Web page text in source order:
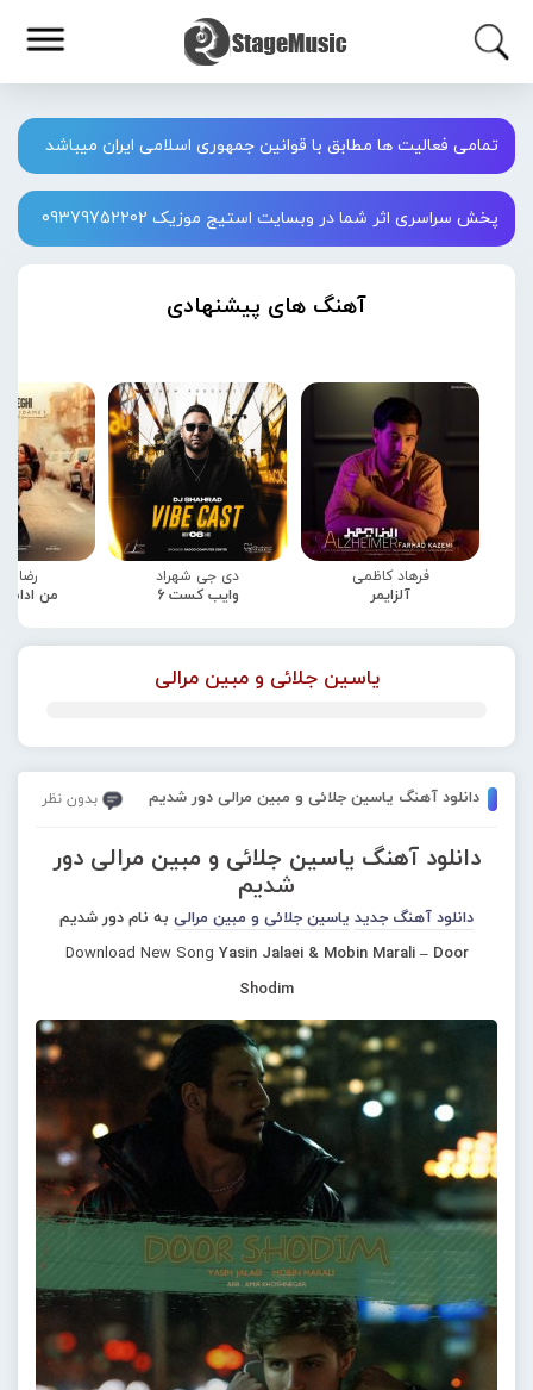
تمامی فعالیت ها مطابق با قوانین جمهوری اسلامی ایران میباشد
پخش سراسری اثر شما در وبسایت استیج موزیک 09379752202
آهنگ های پیشنهادی
فرهاد کاظمی
آلزایمر
دی جی شهراد
وایب کست 6
رضا
من
یاسین جلائی و مبین مرالی
دانلود آهنگ یاسین جلائی و مبین مرالی دور شدیم بدون نظر
دانلود آهنگ یاسین جلائی و مبین مرالی دور
شدیم
دانلود آهنگ جدید یاسین جلائی و مبین مرالی به نام دور شدیم
Download New Song Yasin Jalaei & Mobin Marali – Door
Shodim